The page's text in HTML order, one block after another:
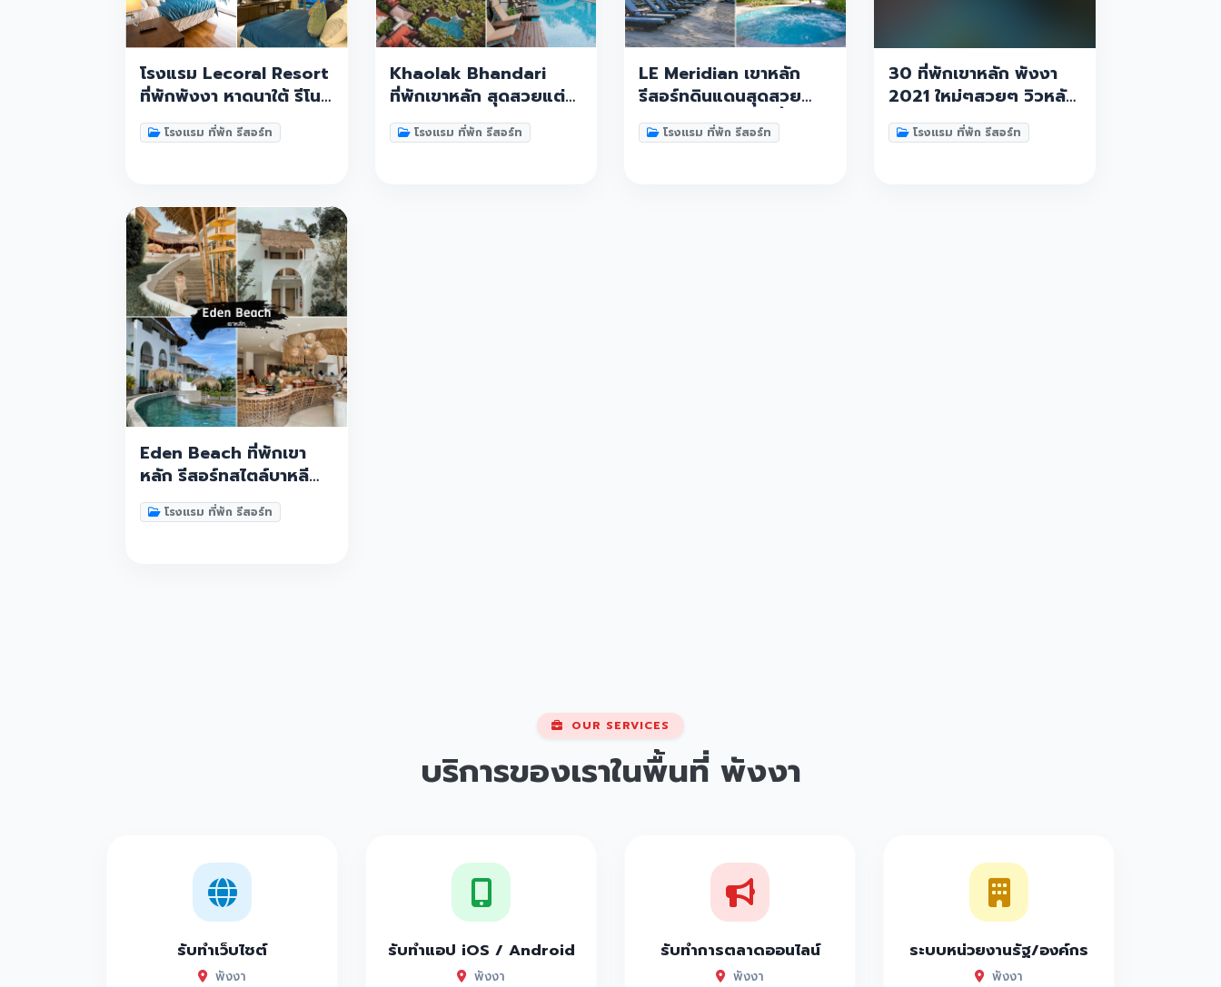
โรงแรม Lecoral Resort
ที่พักพังงา หาดนาใต้ รีโน
เวทใหม่สวยๆใกล้สนามบิน
ภูเก็ต ต้องไปเช็คอิน
โรงแรม ที่พัก รีสอร์ท
Khaolak Bhandari
ที่พักเขาหลัก สุดสวยแต่ง
ทรงไทย ใกล้หาดนางทอง
ทรายสีดำ สไตล์สุดสวยไม่
โรงแรม ที่พัก รีสอร์ท
LE Meridian เขาหลัก
รีสอร์ทดินแดนสุดสวย
แห่งพังงา สระว่ายน้ำห้อง
พักดีย์เว่อ ต้องมาเช็คอิน
โรงแรม ที่พัก รีสอร์ท
30 ที่พักเขาหลัก พังงา
2021 ใหม่ๆสวยๆ วิวหลัก
ล้าน คัดมาแล้ว ธรรมชาติ
ทะเล ภูเขา สวนน้ำ บอก
โรงแรม ที่พัก รีสอร์ท
Eden Beach ที่พักเขา
หลัก รีสอร์ทสไตล์บาหลี
ตกแต่งสวยงามชิวๆ
10/10โรงแรม ที่พัก รีสอร์ท
OUR SERVICES
บริการของเราในพื้นที่ พังงา
รับทำเว็บไซต์
พังงา
รับทำแอป iOS / Android
พังงา
รับทำการตลาดออนไลน์
พังงา
ระบบหน่วยงานรัฐ/องค์กร
พังงา